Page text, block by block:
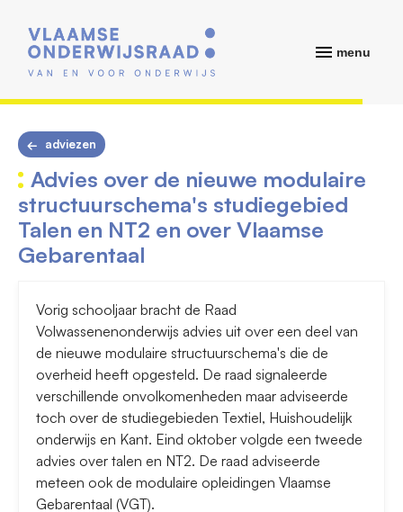
menu
adviezen
Advies over de nieuwe modulaire
structuurschema's studiegebied
Talen en NT2 en over Vlaamse
Gebarentaal
Vorig schooljaar bracht de Raad
Volwassenenonderwijs advies uit over een deel van
de nieuwe modulaire structuurschema's die de
overheid heeft opgesteld. De raad signaleerde
verschillende onvolkomenheden maar adviseerde
toch over de studiegebieden Textiel, Huishoudelijk
onderwijs en Kant. Eind oktober volgde een tweede
advies over talen en NT2. De raad adviseerde
meteen ook de modulaire opleidingen Vlaamse
Gebarentaal (VGT).